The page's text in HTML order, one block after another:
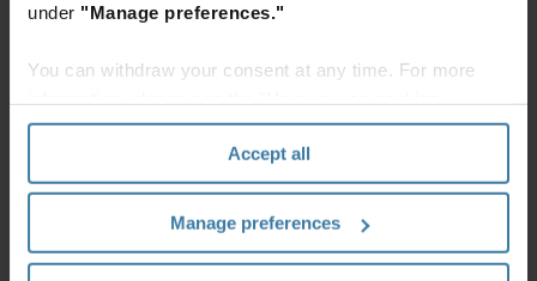
under "Manage preferences."
You can withdraw your consent at any time. For more
section" of ourPrivacy Policy.
Accept all
Manage preferences
Telefon
Verbinden Sie sich mit einem unserer
Expert:innen, um Ihre Anforderungen zu
0800 408 0000
+49 40 52108170
0800 408 0000